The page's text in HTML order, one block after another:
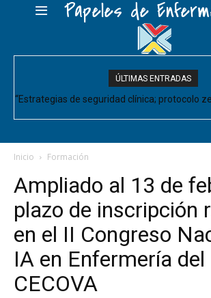
Papeles de
ÚLTIMAS ENTRADAS
“Estrategias de seguridad clínica; protocolo
Inicio Formación
Ampliado al 13 de
plazo de inscripción
en el II Congreso
IA en Enfermería del
CECOVA